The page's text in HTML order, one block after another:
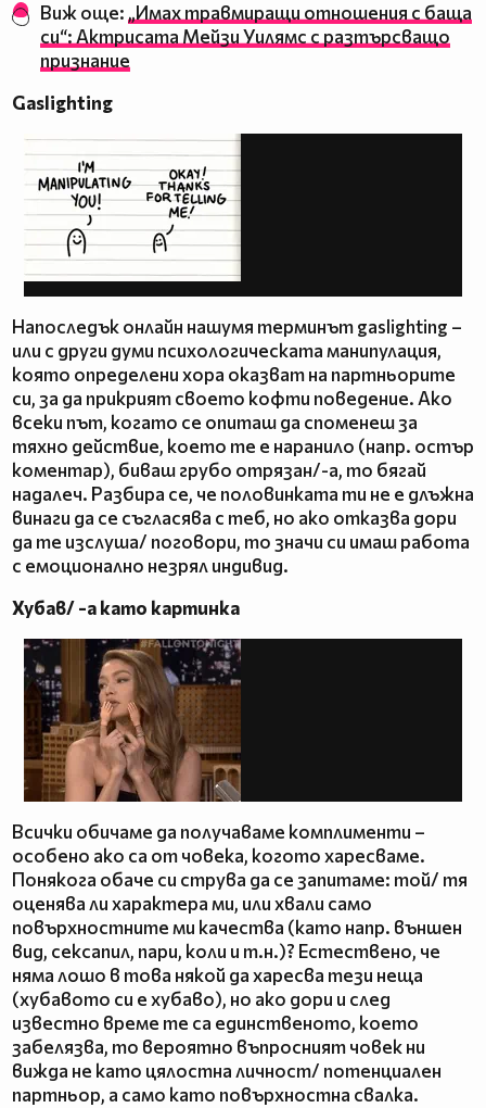
Виж още: „Имах травмиращи отношения с баща
си“: Актрисата Мейзи Уилямс с разтърсващо
признание
Gaslighting
Напоследък онлайн нашумя терминът gaslighting –
или с други думи психологическата манипулация,
която определени хора оказват на партньорите
си, за да прикрият своето кофти поведение. Ако
всеки път, когато се опиташ да споменеш за
тяхно действие, което те е наранило (напр. остър
коментар), биваш грубо отрязан/-а, то бягай
надалеч. Разбира се, че половинката ти не е длъжна
винаги да се съгласява с теб, но ако отказва дори
да те изслуша/ поговори, то значи си имаш работа
с емоционално незрял индивид.
Хубав/ -а като картинка
Всички обичаме да получаваме комплименти –
особено ако са от човека, когото харесваме.
Понякога обаче си струва да се запитаме: той/ тя
оценява ли характера ми, или хвали само
повърхностните ми качества (като напр. външен
вид, сексапил, пари, коли и т.н.)? Естествено, че
няма лошо в това някой да харесва тези неща
(хубавото си е хубаво), но ако дори и след
известно време те са единственото, което
забелязва, то вероятно въпросният човек ни
вижда не като цялостна личност/ потенциален
партньор, а само като повърхностна свалка.